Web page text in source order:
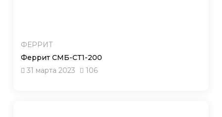
ФЕРРИТ
Феррит СМБ-СТ1-200
31 марта 2023
106